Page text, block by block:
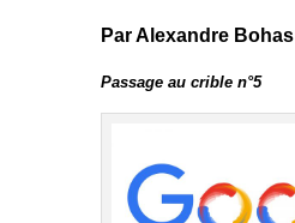
Par Alexandre Bohas
Passage au crible n°5